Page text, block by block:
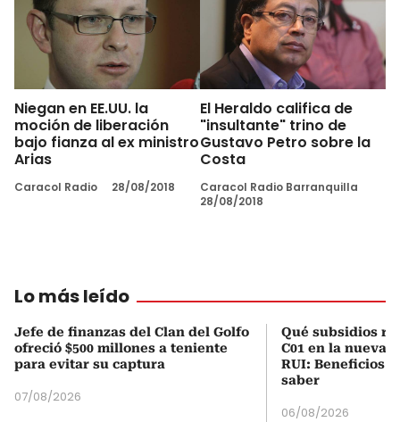
Niegan en EE.UU. la
moción de liberación
bajo fianza al ex ministro
Arias
Caracol Radio 28/08/2018
El Heraldo califica de
"insultante" trino de
Gustavo Petro sobre la
Costa
Caracol Radio Barranquilla
28/08/2018
Lo más leído
Jefe de finanzas del Clan del Golfo
ofreció $500 millones a teniente
para evitar su captura
07/08/2026
Qué subsidios
C01 en la nueva
RUI: Beneficios
saber
06/08/2026